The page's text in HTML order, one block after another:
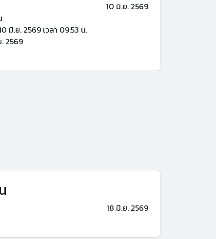
10 มิ.ย. 2569
มิ.ย. 2569 เวลา 09:53 น.
2569
18 มิ.ย. 2569